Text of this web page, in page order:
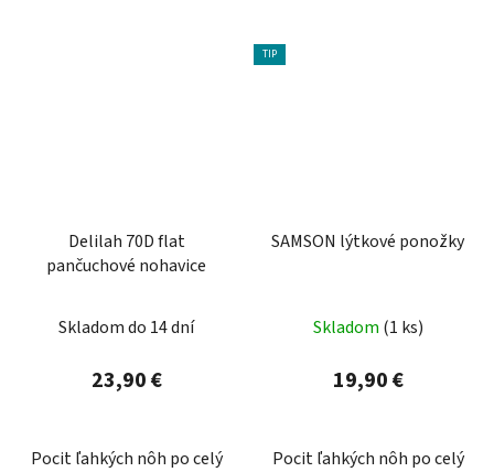
Delilah 70D flat
pančuchové nohavice
Skladom do 14 dní
23,90 €
Pocit ľahkých nôh po celý
TIP
SAMSON lýtkové ponožky
Skladom (1 ks)
19,90 €
Pocit ľahkých nôh po celý